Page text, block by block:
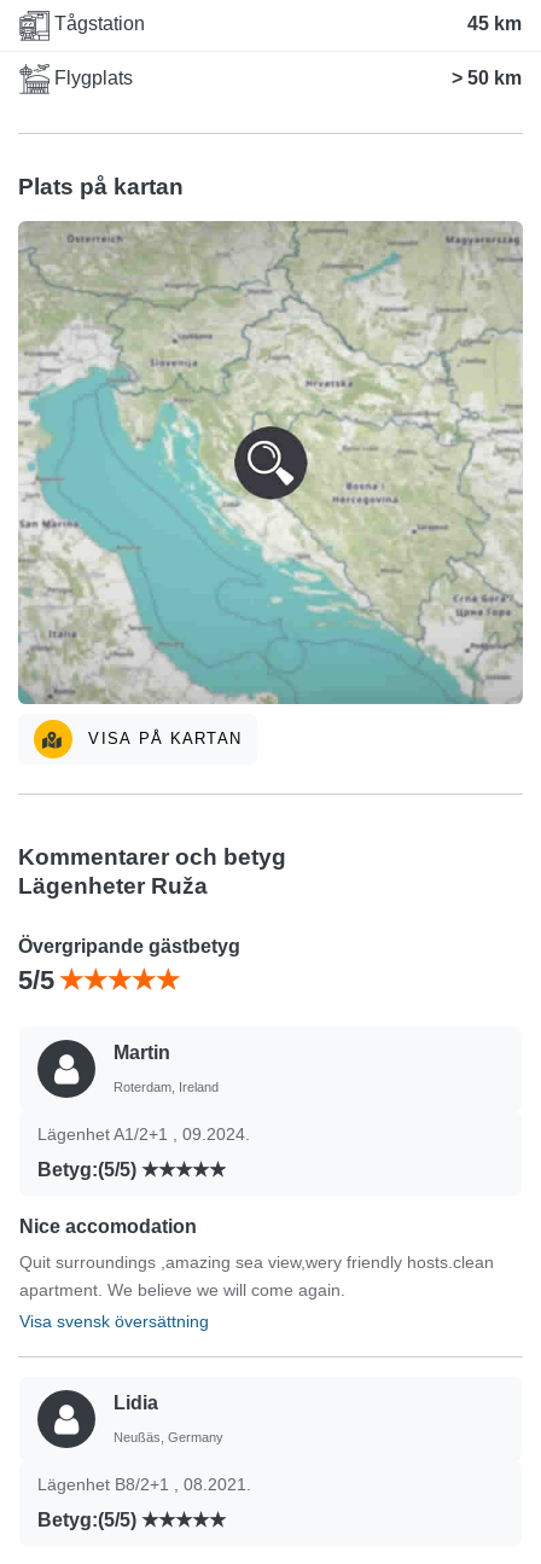
Tågstation 45 km
Flygplats > 50 km
Plats på kartan
VISA PÅ KARTAN
Kommentarer och betyg
Lägenheter Ruža
Övergripande gästbetyg
5/5
Martin
Roterdam, Ireland
Lägenhet A1/2+1 , 09.2024.
Betyg:(5/5)
Nice accomodation
Quit surroundings ,amazing sea view,wery friendly hosts.clean
apartment. We believe we will come again.
Visa svensk översättning
Lidia
Neußäs, Germany
Lägenhet B8/2+1 , 08.2021.
Betyg:(5/5)